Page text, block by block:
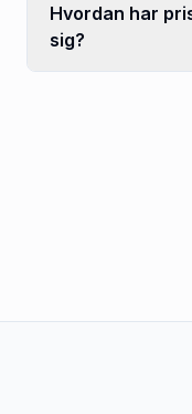
Hvordan har
sig?